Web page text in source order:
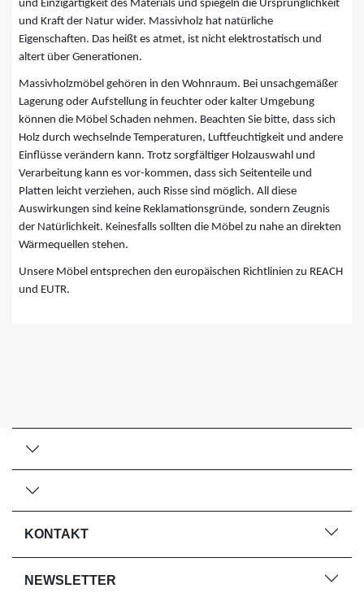
und Einzigartigkeit des Materials und spiegeln die Ursprünglichkeit
und Kraft der Natur wider. Massivholz hat natürliche
Eigenschaften. Das heißt es atmet, ist nicht elektrostatisch und
altert über Generationen.
Massivholzmöbel gehören in den Wohnraum. Bei unsachgemäßer
Lagerung oder Aufstellung in feuchter oder kalter Umgebung
können die Möbel Schaden nehmen. Beachten Sie bitte, dass sich
Holz durch wechselnde Temperaturen, Luftfeuchtigkeit und andere
Einflüsse verändern kann. Trotz sorgfältiger Holzauswahl und
Verarbeitung kann es vor-kommen, dass sich Seitenteile und
Platten leicht verziehen, auch Risse sind möglich. All diese
Auswirkungen sind keine Reklamationsgründe, sondern Zeugnis
der Natürlichkeit. Keinesfalls sollten die Möbel zu nahe an direkten
Wärmequellen stehen.
Unsere Möbel entsprechen den europäischen Richtlinien zu REACH
und EUTR.
KONTAKT
NEWSLETTER